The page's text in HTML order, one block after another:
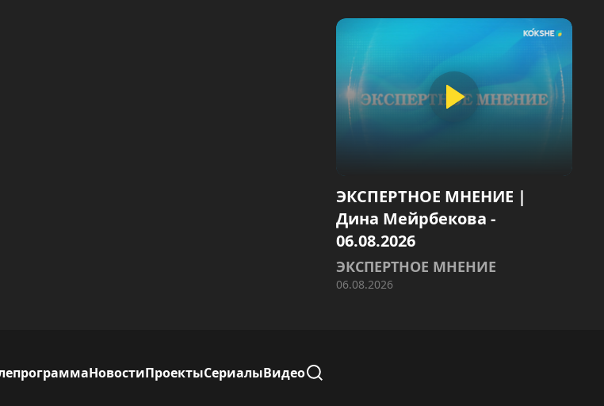
ЭКСПЕРТНОЕ МНЕНИЕ |
Дина Мейрбекова -
06.08.2026
ЭКСПЕРТНОЕ МНЕНИЕ
06.08.2026
НовостиПроектыСериалыВидео